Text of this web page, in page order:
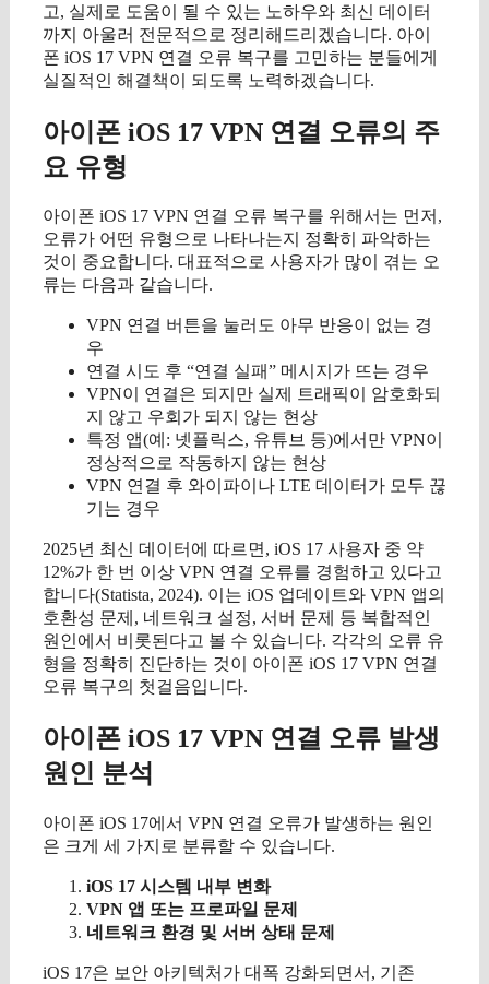
고, 실제로 도움이 될 수 있는 노하우와 최신 데이터
까지 아울러 전문적으로 정리해드리겠습니다. 아이
폰 iOS 17 VPN 연결 오류 복구를 고민하는 분들에게
실질적인 해결책이 되도록 노력하겠습니다.
아이폰 iOS 17 VPN 연결 오류의 주
요 유형
아이폰 iOS 17 VPN 연결 오류 복구를 위해서는 먼저,
오류가 어떤 유형으로 나타나는지 정확히 파악하는
것이 중요합니다. 대표적으로 사용자가 많이 겪는 오
류는 다음과 같습니다.
VPN 연결 버튼을 눌러도 아무 반응이 없는 경
우
연결 시도 후 “연결 실패” 메시지가 뜨는 경우
VPN이 연결은 되지만 실제 트래픽이 암호화되
지 않고 우회가 되지 않는 현상
특정 앱(예: 넷플릭스, 유튜브 등)에서만 VPN이
정상적으로 작동하지 않는 현상
VPN 연결 후 와이파이나 LTE 데이터가 모두 끊
기는 경우
2025년 최신 데이터에 따르면, iOS 17 사용자 중 약
12%가 한 번 이상 VPN 연결 오류를 경험하고 있다고
합니다(Statista, 2024). 이는 iOS 업데이트와 VPN 앱의
호환성 문제, 네트워크 설정, 서버 문제 등 복합적인
원인에서 비롯된다고 볼 수 있습니다. 각각의 오류 유
형을 정확히 진단하는 것이 아이폰 iOS 17 VPN 연결
오류 복구의 첫걸음입니다.
아이폰 iOS 17 VPN 연결 오류 발생
원인 분석
아이폰 iOS 17에서 VPN 연결 오류가 발생하는 원인
은 크게 세 가지로 분류할 수 있습니다.
iOS 17 시스템 내부 변화
VPN 앱 또는 프로파일 문제
네트워크 환경 및 서버 상태 문제
iOS 17은 보안 아키텍처가 대폭 강화되면서, 기존